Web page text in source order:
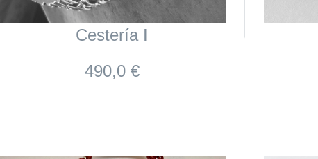
Cestería I
490,0 €